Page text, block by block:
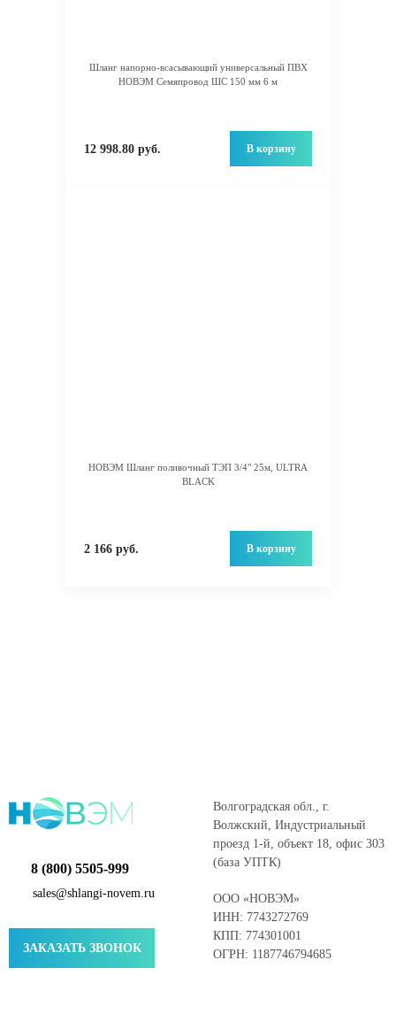
Шланг напорно-всасывающий универсальный ПВХ
НОВЭМ Семяпровод ШС 150 мм 6 м
12 998.80 руб. В корзину
НОВЭМ Шланг поливочный ТЭП 3/4" 25м, ULTRA
BLACK
2 166 руб. В корзину
8 (800) 5505-999
sales@shlangi-novem.ru
ЗАКАЗАТЬ ЗВОНОК
Волгоградская обл., г.
Волжский, Индустриальный
проезд 1-й, объект 18, офис 303
(база УПТК)
ООО «НОВЭМ»
ИНН: 7743272769
КПП: 774301001
ОГРН: 1187746794685